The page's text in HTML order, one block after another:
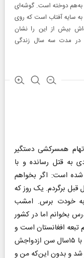
به‌هم دوخته است. گوشه‌ای
به سایه آفتاب است که روی
اما چهره‌اش بیش از این را نشان
در مدت سه سال زندگی
همسرکشی دستگیر
قتل رسانده و با
شده است: اگر بخواهم
قبل برگردم. یک روز که
به خودت برس. امشب
بخوانم اما در کشور
افغانستان است و
در طایفه آنها دختر زود ازدواج می‌کند و او با ۱۵سال سن ازدواجش
شد و بدون این‌که من و